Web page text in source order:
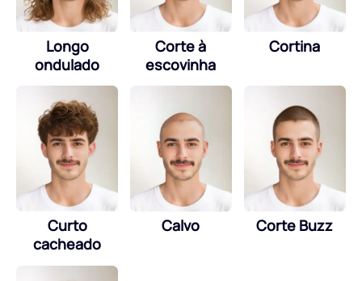
Longo
ondulado
Corte à
escovinha
Cortina
Curto
cacheado
Calvo Corte Buzz